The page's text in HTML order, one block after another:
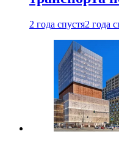
2 года спустя2 года